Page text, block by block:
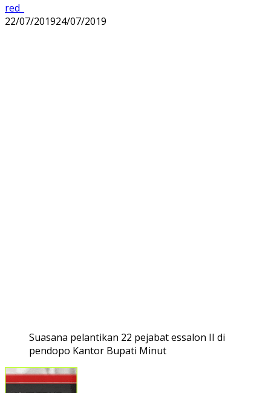
red_
22/07/201924/07/2019
Suasana pelantikan 22 pejabat essalon II di
pendopo Kantor Bupati Minut